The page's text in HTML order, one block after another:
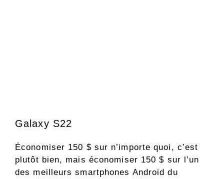
Galaxy S22
Économiser 150 $ sur n’importe quoi, c’est
plutôt bien, mais économiser 150 $ sur l’un
des meilleurs smartphones Android du